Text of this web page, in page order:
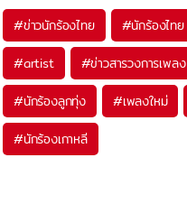
#ข่าวนักร้องไทย #นักร้องไทย
#artist #ข่าวสารวงการเพลง
#นักร้องลูกทุ่ง #เพลงใหม่
#นักร้องเกาหลี